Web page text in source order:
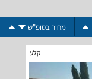
מחיר בסופ"ש
קלע